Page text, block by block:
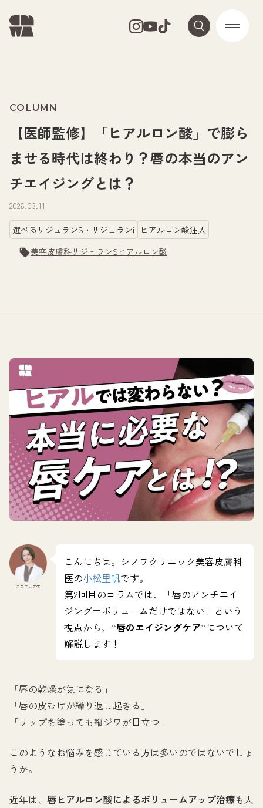
COLUMN
【医師監修】「ヒアルロン酸」で膨ら
ませる時代は終わり？唇の本当のアン
チエイジングとは？
2026.03.11
選べるリジュランS・リジュランi
ヒアルロン酸注入
美容皮膚科 リジュランS ヒアルロン酸
こまてぃ先生
こんにちは。シノワクリニック美容皮膚科
医の小松里帆です。
第2回目のコラムでは、「唇のアンチエイ
ジング＝ボリュームだけではない」という
視点から、 “唇のエイジングケア”について
解説します！
「唇の乾燥が気になる」
「唇の皮むけが繰り返し起きる」
「リップを塗っても縦ジワが目立つ」
このようなお悩みを感じている方は多いのではないでしょ
うか。
近年は、 唇ヒアルロン酸によるボリュームアップ治療も人